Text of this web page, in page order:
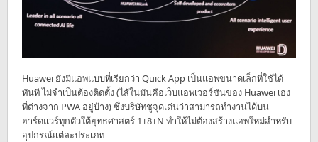
Huawei ยังมีแอพแบบที่เรียกว่า Quick App เป็นแอพขนาดเล็กที่ใช้ได้
ทันที ไม่จำเป็นต้องติดตั้ง (ไส้ในมันคือเว็บแอพเวอร์ชันของ Huawei เอง
ที่ต่างจาก PWA อยู่บ้าง) ซึ่งบริษัทชูจุดเด่นว่าสามารถทำงานได้บน
ฮาร์ดแวร์ทุกตัวใต้ยุทธศาสตร์ 1+8+N ทำให้ไม่ต้องสร้างแอพใหม่สำหรับ
อุปกรณ์แต่ละประเภท